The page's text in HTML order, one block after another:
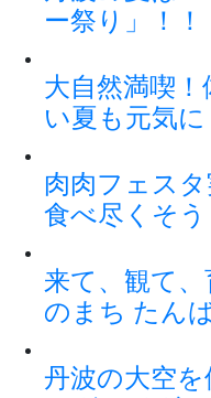
ー祭り」！！
大自然満喫
い夏も元気
肉肉フェス
食べ尽くそう
来て、観て
のまち たん
丹波の大空